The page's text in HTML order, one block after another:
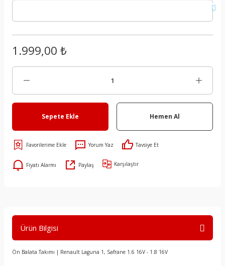
1.999,00 ₺
Sepete Ekle Hemen Al
Yorum Yaz Tavsiye Et
Fiyatı Alarmı Paylaş Karşılaştır
Ürün Bilgisi
Ön Balata Takımı | Renault Laguna 1, Safrane 1.6 16V - 1.8 16V